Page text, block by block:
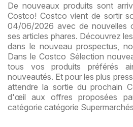
De nouveaux produits sont
Costco! Costco vient de sortir
04/06/2026 avec de nouvelles
ses articles phares. Découvrez
dans le nouveau prospectus,
Dans le Costco Sélection
tous vos produits préférés
nouveautés. Et pour les plus
attendre la sortie du prochain
d'œil aux offres proposées
catégorie catégorie